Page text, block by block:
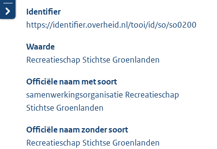
Identifier
https://identifier.overheid.nl/tooi/id/so/so0200
Waarde
Recreatieschap Stichtse Groenlanden
Officiële naam met soort
samenwerkingsorganisatie Recreatieschap
Stichtse Groenlanden
Officiële naam zonder soort
Recreatieschap Stichtse Groenlanden